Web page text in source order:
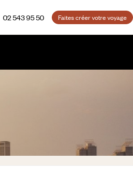
02 543 95 50 Faites créer votre voyage